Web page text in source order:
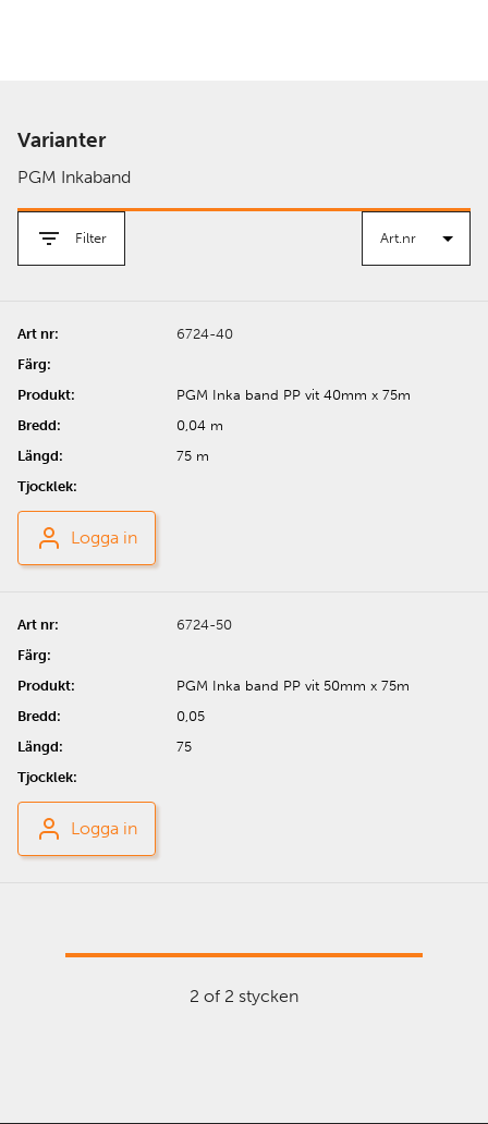
Varianter
PGM Inkaband
Filter
6724-40
PGM Inka band PP vit 40mm x 75m
0,04 m
75 m
Logga in
6724-50
PGM Inka band PP vit 50mm x 75m
0,05
75
Logga in
2 of 2 stycken